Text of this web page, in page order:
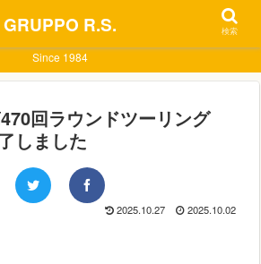
Since 1984
回ラウンドツーリング
しました
2025.10.27 2025.10.02
GRUPPO R.S. 検索